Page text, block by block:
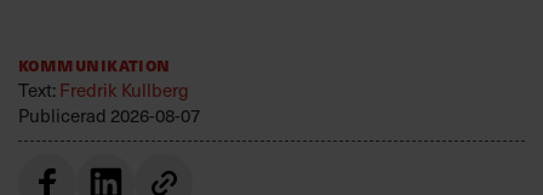
Kommunikation
Text:Fredrik Kullberg
Publicerad 2026-08-07